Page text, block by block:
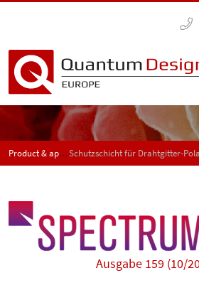
Product & application news - SPECTRUMSchutzschicht für Drahtgitter-
Ausgabe 159 (10/